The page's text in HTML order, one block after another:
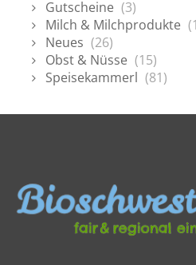
Gutscheine (3)
Milch & Milchprodukte
Neues (26)
Obst & Nüsse (15)
Speisekammerl (81)